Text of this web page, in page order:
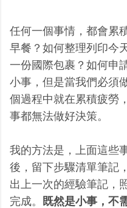
任何一個事情，都會累
早餐？如何整理列印今
一份國際包裹？如何申
小事，但是當我們必須
個過程中就在累積疲勞
事都無法做好決策。
我的方法是，上面這些
後，留下步驟清單筆記
出上一次的經驗筆記，
完成。 既然是小事，不